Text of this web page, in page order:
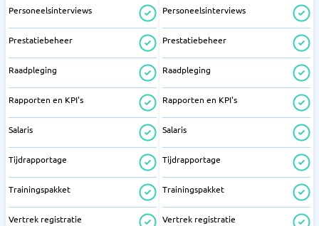
Personeelsinterviews
Prestatiebeheer
Raadpleging
Rapporten en KPI's
Salaris
Tijdrapportage
Trainingspakket
Vertrek registratie
Personeelsinterviews
Prestatiebeheer
Raadpleging
Rapporten en KPI's
Salaris
Tijdrapportage
Trainingspakket
Vertrek registratie